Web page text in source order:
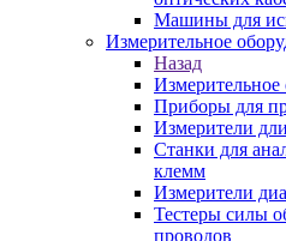
Машины для
Измерительное
Назад
Измерительное
Приборы для
Измерители
Станки для
клемм
Измерители
Тестеры силы
проводов